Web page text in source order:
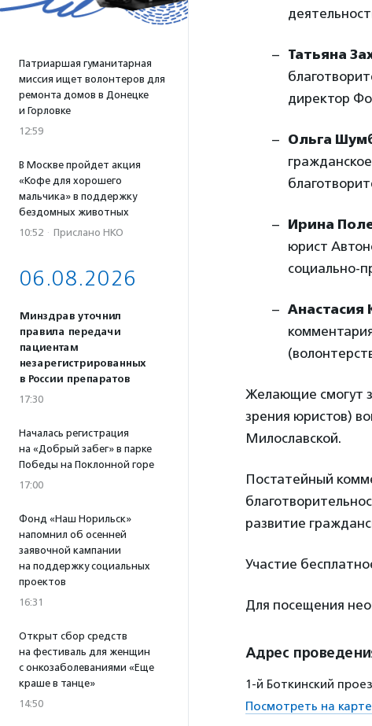
Патриаршая гуманитарная
миссия ищет волонтеров для
ремонта домов в Донецке
и Горловке
12:59
В Москве пройдет акция
«Кофе для хорошего
мальчика» в поддержку
бездомных животных
10:52 · Прислано НКО
06.08.2026
Минздрав уточнил
правила передачи
пациентам
незарегистрированных
в России препаратов
17:30
Началась регистрация
на «Добрый забег» в парке
Победы на Поклонной горе
17:00
Фонд «Наш Норильск»
напомнил об осенней
заявочной кампании
на поддержку социальных
проектов
16:31
Открыт сбор средств
на фестиваль для женщин
с онкозаболеваниями «Еще
краше в танце»
14:50
Татьяна
директор
Ольга
Ирина
юрист
социально-
Анастасия
Желающие смогут
зрения юристов)
Милославской.
Постатейный
развитие
Участие
Для посещения
Адрес
1-й Боткинский
Посмотреть на карте